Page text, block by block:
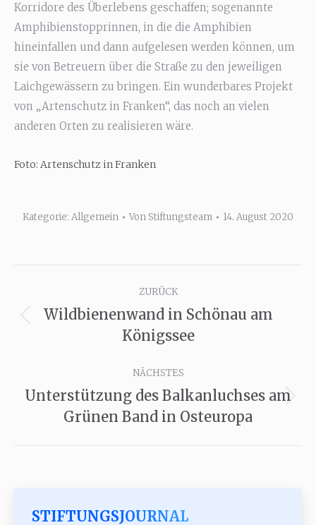
Korridore des Überlebens geschaffen; sogenannte
Amphibienstopprinnen, in die die Amphibien
hineinfallen und dann aufgelesen werden können, um
sie von Betreuern über die Straße zu den jeweiligen
Laichgewässern zu bringen. Ein wunderbares Projekt
von „Artenschutz in Franken“, das noch an vielen
anderen Orten zu realisieren wäre.
Foto: Artenschutz in Franken
Kategorie: Allgemein Von Stiftungsteam 14. August 2020
Kommentarnavigation
ZURÜCK
Vorheriger
Beitrag:
Wildbienenwand in Schönau am
Königssee
NÄCHSTES
Nächster
Beitrag:
Unterstützung des Balkanluchses am
Grünen Band in Osteuropa
STIFTUNGSJOURNAL